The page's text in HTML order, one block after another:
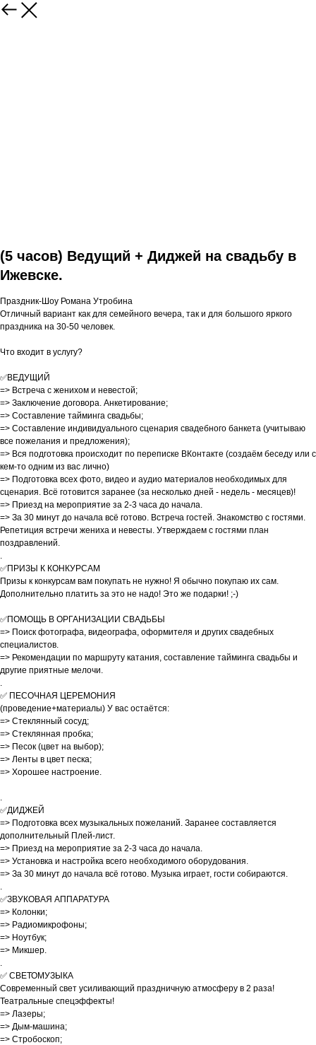
(5 часов) Ведущий + Диджей на свадьбу в
Ижевске.
Праздник-Шоу Романа Утробина
Отличный вариант как для семейного вечера, так и для большого яркого
праздника на 30-50 человек.
Что входит в услугу?
✅ВЕДУЩИЙ
=> Встреча с женихом и невестой;
=> Заключение договора. Анкетирование;
=> Составление тайминга свадьбы;
=> Составление индивидуального сценария свадебного банкета (учитываю
все пожелания и предложения);
=> Вся подготовка происходит по переписке ВКонтакте (создаём беседу или с
кем-то одним из вас лично)
=> Подготовка всех фото, видео и аудио материалов необходимых для
сценария. Всё готовится заранее (за несколько дней - недель - месяцев)!
=> Приезд на мероприятие за 2-3 часа до начала.
=> За 30 минут до начала всё готово. Встреча гостей. Знакомство с гостями.
Репетиция встречи жениха и невесты. Утверждаем с гостями план
поздравлений.
✅ПРИЗЫ К КОНКУРСАМ
Призы к конкурсам вам покупать не нужно! Я обычно покупаю их сам.
Дополнительно платить за это не надо! Это же подарки! ;-)
✅ПОМОЩЬ В ОРГАНИЗАЦИИ СВАДЬБЫ
=> Поиск фотографа, видеографа, оформителя и других свадебных
специалистов.
=> Рекомендации по маршруту катания, составление тайминга свадьбы и
другие приятные мелочи.
✅ ПЕСОЧНАЯ ЦЕРЕМОНИЯ
(проведение+материалы) У вас остаётся:
=> Стеклянный сосуд;
=> Стеклянная пробка;
=> Песок (цвет на выбор);
=> Ленты в цвет песка;
=> Хорошее настроение.
✅ДИДЖЕЙ
=> Подготовка всех музыкальных пожеланий. Заранее составляется
дополнительный Плей-лист.
=> Приезд на мероприятие за 2-3 часа до начала.
=> Установка и настройка всего необходимого оборудования.
=> За 30 минут до начала всё готово. Музыка играет, гости собираются.
✅ЗВУКОВАЯ АППАРАТУРА
=> Колонки;
=> Радиомикрофоны;
=> Ноутбук;
=> Микшер.
✅ СВЕТОМУЗЫКА
Современный свет усиливающий праздничную атмосферу в 2 раза!
Театральные спецэффекты!
=> Лазеры;
=> Дым-машина;
=> Стробоскоп;